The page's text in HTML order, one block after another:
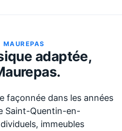
MAUREPAS
adaptée,
.
façonnée dans les années
Saint-Quentin-en-
immeubles